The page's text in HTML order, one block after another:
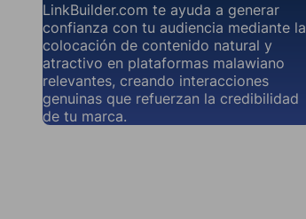
LinkBuilder.com te ayuda a generar
confianza con tu audiencia mediante la
colocación de contenido natural y
atractivo en plataformas malawiano
relevantes, creando interacciones
genuinas que refuerzan la credibilidad
de tu marca.